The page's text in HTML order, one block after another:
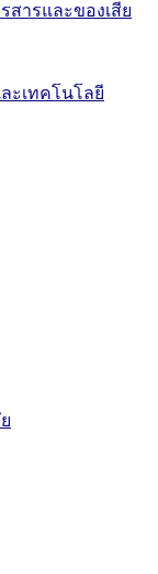
สารและของเสีย
ะเทคโนโลยี